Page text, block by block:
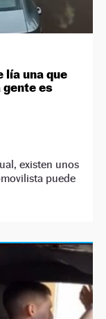
lía una que
gente es
existen unos
puede